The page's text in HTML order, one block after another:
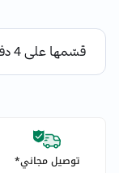
توصيل مجاني*